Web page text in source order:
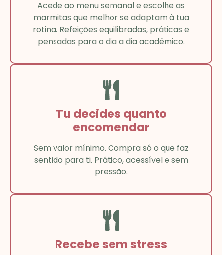
Acede ao menu semanal e escolhe as
marmitas que melhor se adaptam à tua
rotina. Refeições equilibradas, práticas e
pensadas para o dia a dia académico.
Tu decides quanto
encomendar
Sem valor mínimo. Compra só o que faz
sentido para ti. Prático, acessível e sem
pressão.
Recebe sem stress